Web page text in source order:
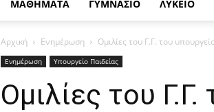
ΜΑΘΗΜΑΤΑ ΓΥΜΝΑΣΙΟ ΛΥΚΕΙΟ
Αρχική Ενημέρωση Ομιλίες του Γ.Γ. του
Ενημέρωση Υπουργείο Παιδείας
Ομιλίες του